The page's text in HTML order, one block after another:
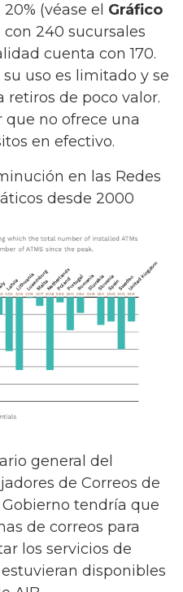
(véase el Gráfico
con 240 sucursales
cuenta con 170.
uso es limitado y se
de poco valor.
no ofrece una
en efectivo.
en las Redes
desde 2000
general del
de Correos de
tendría que
de correos para
los servicios de
disponibles